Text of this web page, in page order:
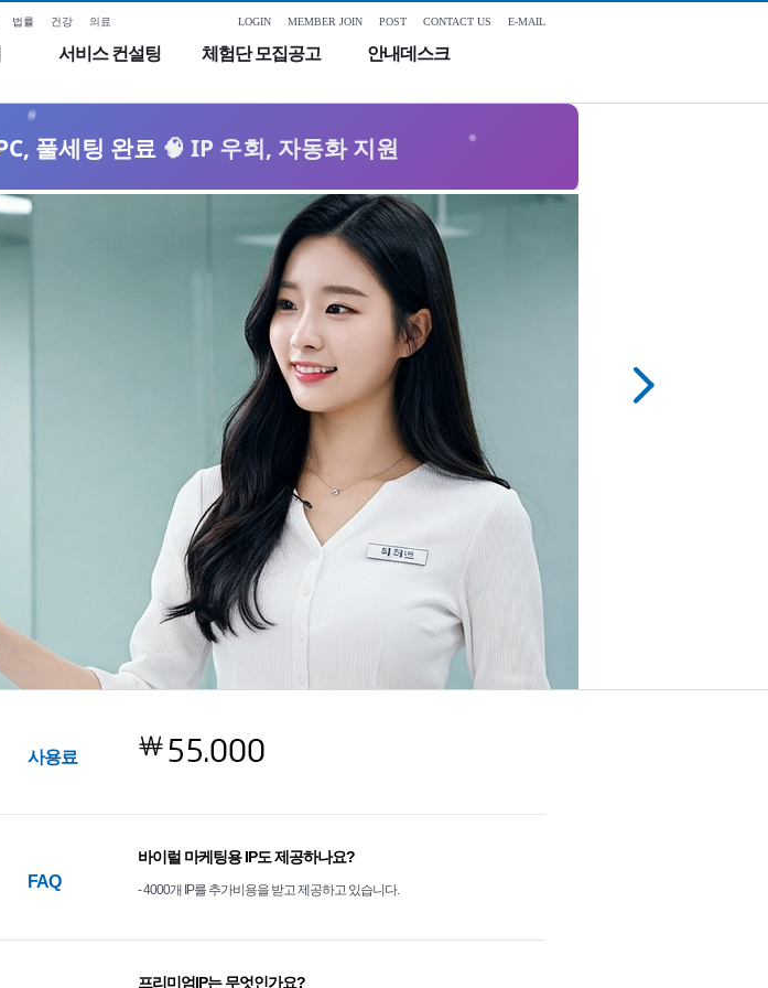
법률 건강 의료 LOGIN MEMBER JOIN POST CONTACT US E-MAIL
서비스 컨설팅 체험단 모집공고 안내데스크
루젠소프트의 새로운 시그널, 'LuzenSignal' 앱 공식 출시 안내
2026/02/19
사용료 ￦
LuzenBrowser 업데이트 안내
FAQ
바이럴 마케팅용 IP도 제공하나요?
- 4000개 IP를 추가비용을 받고 제공하고 있습니다.
프리미엄IP는 무엇인가요?